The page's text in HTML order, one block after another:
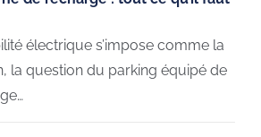
électrique s’impose comme la
la question du parking équipé de